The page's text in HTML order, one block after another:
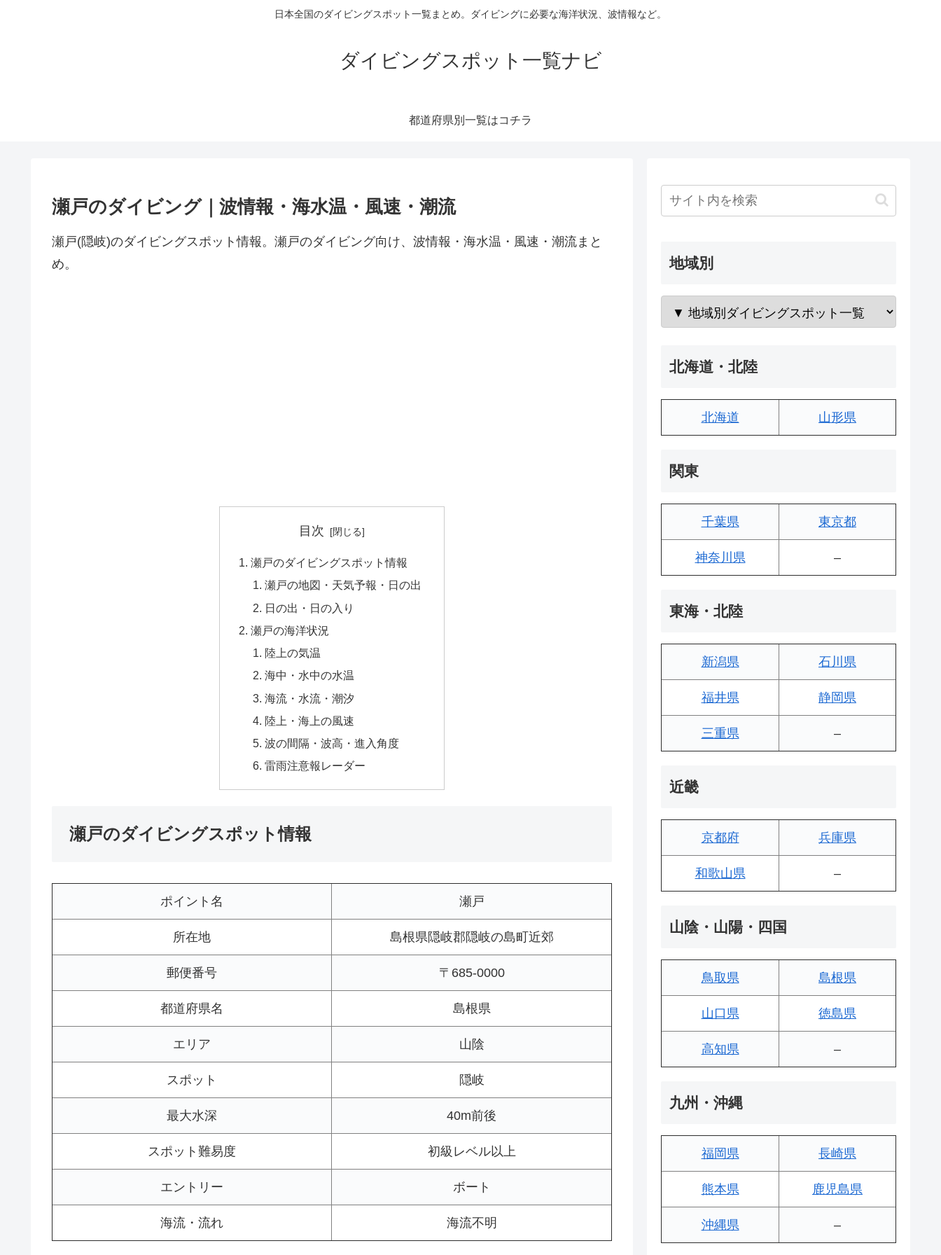
日本全国のダイビングスポット一覧まとめ。ダイビングに必要な海洋状況、波情報など。
ダイビングスポット一覧ナビ
都道府県別一覧はコチラ
瀬戸のダイビング｜波情報・海水温・風速・潮流
瀬戸(隠岐)のダイビングスポット情報。瀬戸のダイビング向け、波情報・海水温・風速・潮流まと
め。
目次
瀬戸のダイビングスポット情報
瀬戸の地図・天気予報・日の出
日の出・日の入り
瀬戸の海洋状況
陸上の気温
海中・水中の水温
海流・水流・潮汐
陸上・海上の風速
波の間隔・波高・進入角度
雷雨注意報レーダー
瀬戸のダイビングスポット情報
ポイント名 瀬戸
所在地 島根県隠岐郡隠岐の島町近郊
郵便番号 〒685-0000
都道府県名 島根県
エリア 山陰
スポット 隠岐
最大水深 40m前後
スポット難易度 初級レベル以上
エントリー ボート
海流・流れ 海流不明
地域別
北海道・北陸
北海道 山形県
関東
千葉県 東京都
神奈川県 –
東海・北陸
新潟県 石川県
福井県 静岡県
三重県 –
近畿
京都府 兵庫県
和歌山県 –
山陰・山陽・四国
鳥取県 島根県
山口県 徳島県
高知県 –
九州・沖縄
福岡県 長崎県
熊本県 鹿児島県
沖縄県 –